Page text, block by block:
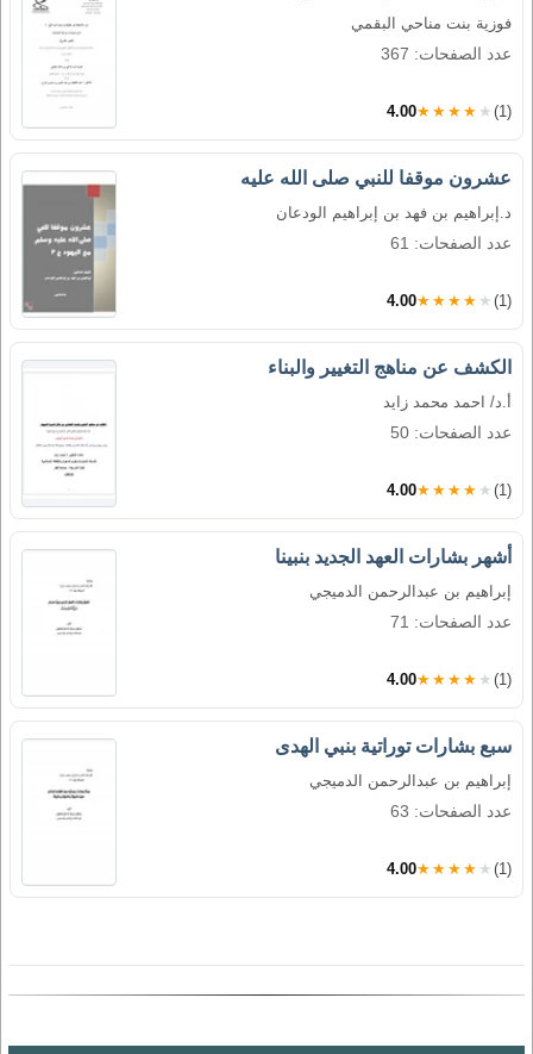
فوزية بنت مناحي البقمي
عدد الصفحات: 367
4.00★★★★★ (1)
عشرون موقفا للنبي صلى الله عليه
د.إبراهيم بن فهد بن إبراهيم الودعان
عدد الصفحات: 61
4.00★★★★★ (1)
الكشف عن مناهج التغيير والبناء
أ.د/ احمد محمد زايد
عدد الصفحات: 50
4.00★★★★★ (1)
أشهر بشارات العهد الجديد بنبينا
إبراهيم بن عبدالرحمن الدميجي
عدد الصفحات: 71
4.00★★★★★ (1)
سبع بشارات توراتية بنبي الهدى
إبراهيم بن عبدالرحمن الدميجي
عدد الصفحات: 63
4.00★★★★★ (1)